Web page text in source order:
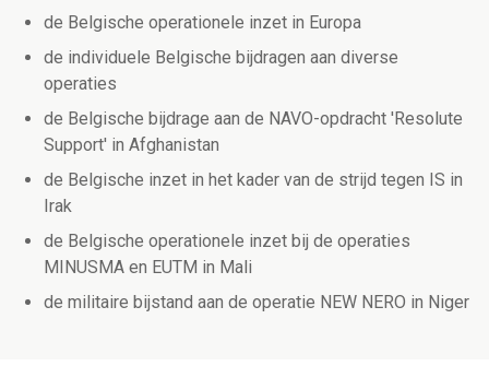
de Belgische operationele inzet in Europa
de individuele Belgische bijdragen aan diverse
operaties
de Belgische bijdrage aan de NAVO-opdracht 'Resolute
Support' in Afghanistan
de Belgische inzet in het kader van de strijd tegen IS in
Irak
de Belgische operationele inzet bij de operaties
MINUSMA en EUTM in Mali
de militaire bijstand aan de operatie NEW NERO in Niger